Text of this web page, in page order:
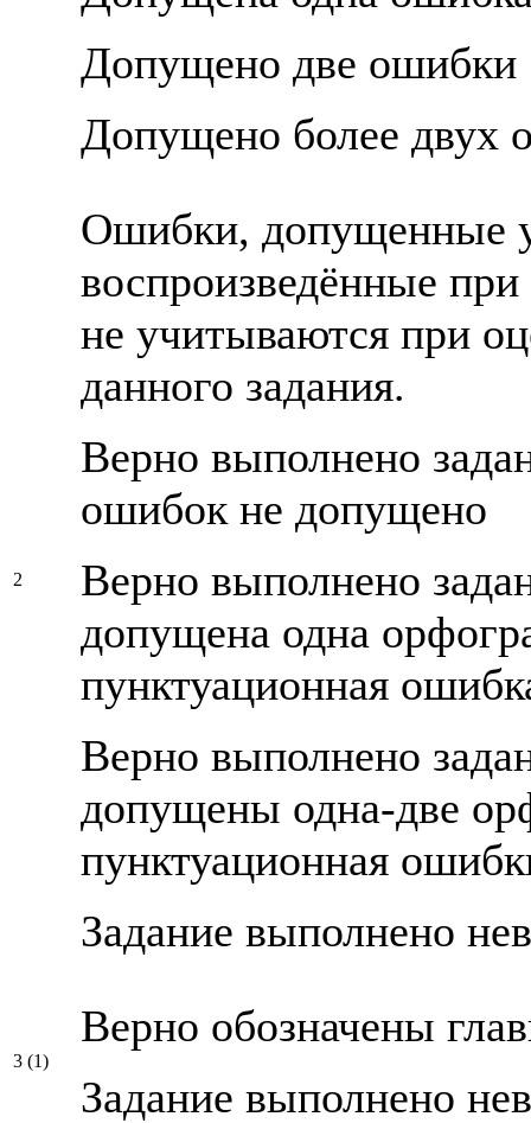
Допущено две ошибки
Допущено более двух
2
Ошибки, допущенные
воспроизведённые
не учитываются при
данного задания.
Верно выполнено
ошибок не допущено
Верно выполнено
допущена одна
пунктуационная
Верно выполнено
допущены одна-две
пунктуационная
Задание выполнено
3 (1)
Верно обозначены
Задание выполнено